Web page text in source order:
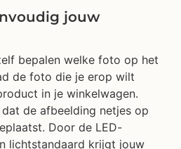
jouw
bepalen welke foto op het
de foto die je erop wilt
in je winkelwagen.
de afbeelding netjes op
Door de LED-
lichtstandaard krijgt jouw